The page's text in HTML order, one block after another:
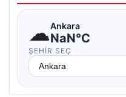
☁Ankara
NaN°C
ŞEHIR SEÇ